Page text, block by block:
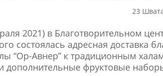
23
2021) в Благотворительном
состоялась адресная доставка
“Ор-Авнер” к традиционным
дополнительные фруктовые